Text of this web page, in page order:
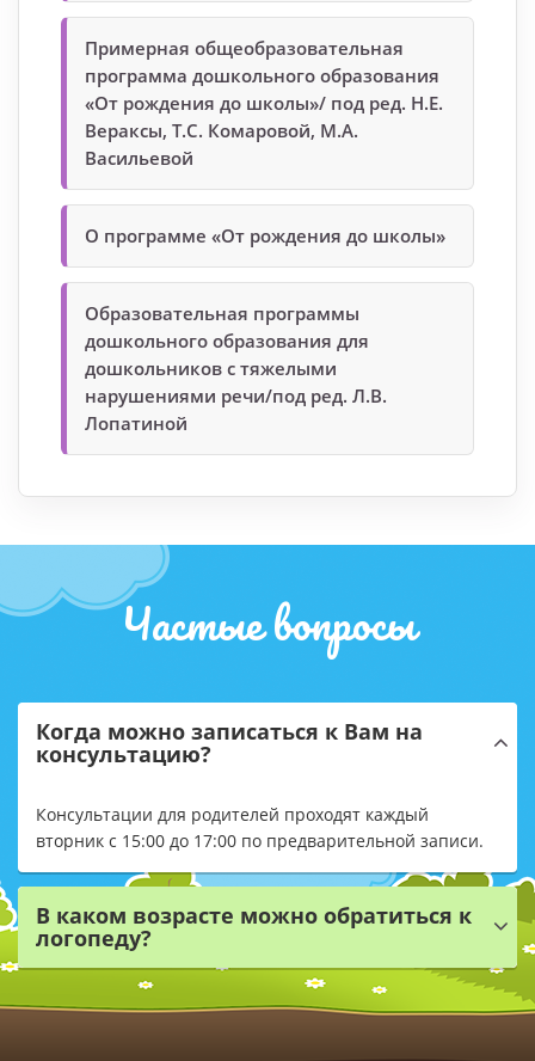
Примерная общеобразовательная
программа дошкольного образования
«От рождения до школы»/ под ред. Н.Е.
Вераксы, Т.С. Комаровой, М.А.
Васильевой
О программе «От рождения до школы»
Образовательная программы
дошкольного образования для
дошкольников с тяжелыми
нарушениями речи/под ред. Л.В.
Лопатиной
Частые вопросы
Когда можно записаться к Вам на
консультацию?
Консультации для родителей проходят каждый
вторник с 15:00 до 17:00 по предварительной записи.
В каком возрасте можно обратиться к
логопеду?